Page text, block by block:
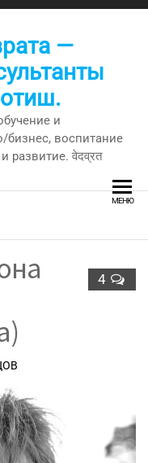
—
и
бизнес, воспитание
развитие. वेदव्रत
МЕНЮ
4